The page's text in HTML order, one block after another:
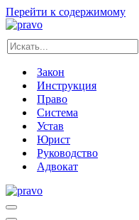
Перейти к содержимому
Искать...
Закон
Инструкция
Право
Система
Устав
Юрист
Руководство
Адвокат
Меню